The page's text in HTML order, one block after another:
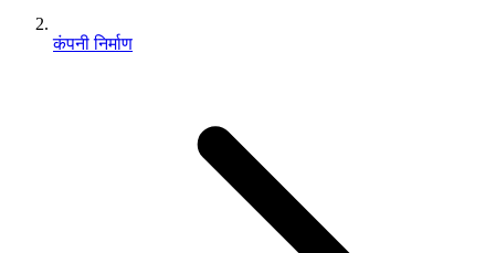
कंपनी निर्माण